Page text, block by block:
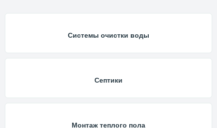
Системы очистки воды
Септики
Монтаж теплого пола